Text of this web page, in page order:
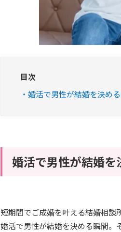
目次
婚活で男性が結婚を決め
婚活で男性が結婚
短期間でご成婚を叶える結婚相談
婚活で男性が結婚を決める瞬間。